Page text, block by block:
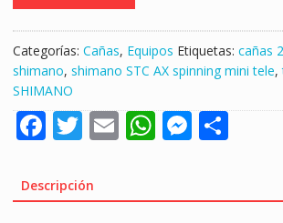
STC
AX
SPINNING
MINI
TELE
7-
21GR
Categorías: Cañas, Equipos Etiquetas: cañas
shimano, shimano STC AX spinning mini tele,
SHIMANO
F
e
b
T
itt
er
E
l
W
s
M
e
S
e
Descripción